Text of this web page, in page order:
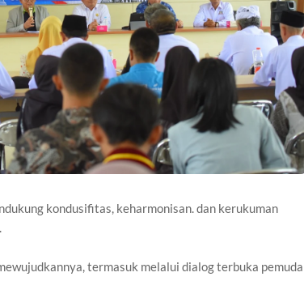
kondusifitas, keharmonisan. dan kerukuman
termasuk melalui dialog terbuka pemuda